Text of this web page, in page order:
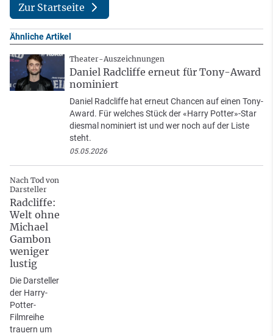
Zur Startseite
Ähnliche Artikel
Theater-Auszeichnungen
Daniel Radcliffe erneut für Tony-Award
nominiert
Daniel Radcliffe hat erneut Chancen auf einen Tony-
Award. Für welches Stück der «Harry Potter»-Star
diesmal nominiert ist und wer noch auf der Liste
steht.
05.05.2026
Nach Tod von
Darsteller
Radcliffe:
Welt ohne
Michael
Gambon
weniger
lustig
Die Darsteller
der Harry-
Potter-
Filmreihe
trauern um